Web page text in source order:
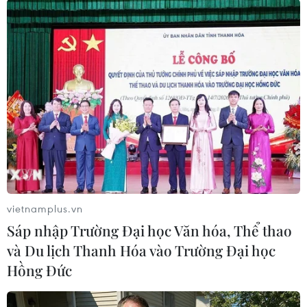
viên cây xanh Thạch Bích là dự án lớn (khoảng
893 tỷ đồng, sử dụng vốn ngân sách tỉnh), do đó
Ủy ban Nhân dân tỉnh phải tính toán, cân đối
nguồn lực hợp lý.
Lãnh đạo Ủy ban Nhân dân tỉnh đã cam kết với
người dân thực hiện dự án này, vì vậy Ủy ban
Nhân tỉnh khẳng định không dừng dự án.
Tuy nhiên, việc thực hiện dự án phải theo đúng
trình tự, quy định của pháp luật.
Việc bố trí kinh phí và phân kỳ đầu tư dự án
cũng phải hợp lý, theo đúng quy định của Luật
Đầu tư công.
Dự án Công viên cây xanh Thạch Bích có diện
vietnamplus.vn
Sáp nhập Trường Đại học Văn hóa, Thể thao
và Du lịch Thanh Hóa vào Trường Đại học
Hồng Đức